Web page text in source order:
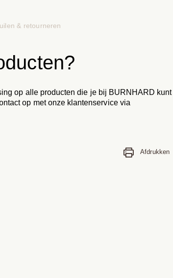
& retourneren
op alle producten die je bij BURNHARD kunt
op met onze klantenservice via
Afdrukken